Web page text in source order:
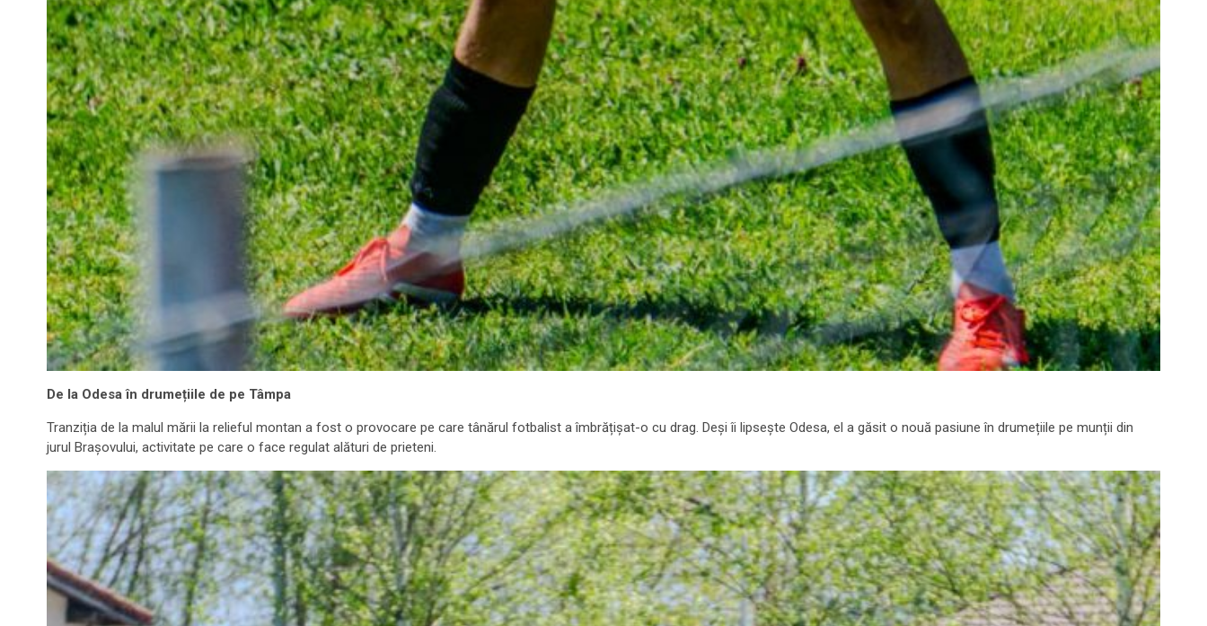
De la Odesa în drumețiile de pe Tâmpa
Tranziția de la malul mării la relieful montan a fost o provocare pe care tânărul fotbalist a îmbrățișat-o cu drag. Deși îi lipsește Odesa, el a găsit o nouă pasiune în drumețiile pe munții din
jurul Brașovului, activitate pe care o face regulat alături de prieteni.